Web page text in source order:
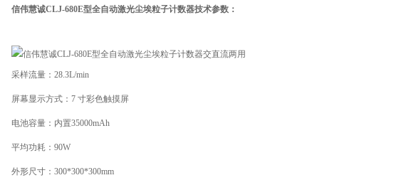
信伟慧诚CLJ-680E型全自动激光尘埃粒子计数器技术参数：
采样流量：28.3L/min
屏幕显示方式：7 寸彩色触摸屏
电池容量：内置35000mAh
平均功耗：90W
外形尺寸：300*300*300mm